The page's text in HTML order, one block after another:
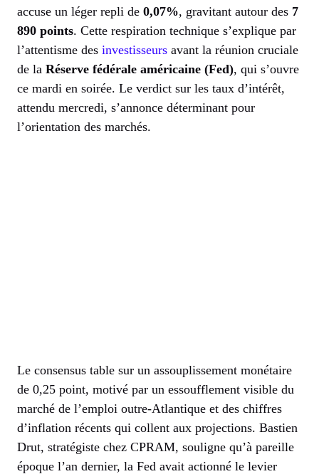
accuse un léger repli de 0,07%, gravitant autour des 7
890 points. Cette respiration technique s’explique par
l’attentisme des investisseurs avant la réunion cruciale
de la Réserve fédérale américaine (Fed), qui s’ouvre
ce mardi en soirée. Le verdict sur les taux d’intérêt,
attendu mercredi, s’annonce déterminant pour
l’orientation des marchés.
Le consensus table sur un assouplissement monétaire
de 0,25 point, motivé par un essoufflement visible du
marché de l’emploi outre-Atlantique et des chiffres
d’inflation récents qui collent aux projections. Bastien
Drut, stratégiste chez CPRAM, souligne qu’à pareille
époque l’an dernier, la Fed avait actionné le levier